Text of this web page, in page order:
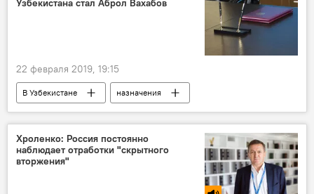
Узбекистана стал Аброл Вахабов
22 февраля 2019, 19:15
В Узбекистане
назначения
Узбекистан
Узбекистан
Хроленко: Россия постоянно
наблюдает отработки "скрытного
вторжения"